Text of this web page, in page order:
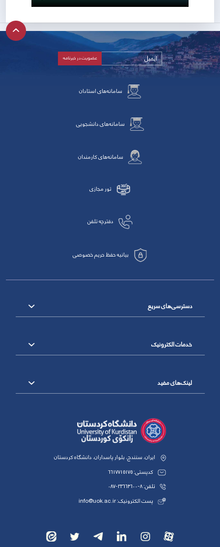
سامانه‌های استادان
سامانه‌های دانشجویی
سامانه‌های کارمندان
تور مجازی
دفترچه تلفن
بیانیه حفظ حریم خصوصی
دسترسی‌های سریع
خدمات الکترونیک
لینک‌های مفید
ایران، سنندج، بلوار پاسداران، دانشگاه کردستان
کدپستی: 6617715175
تلفن: 8-33664600-087
پست الکترونیک: info@uok.ac.ir